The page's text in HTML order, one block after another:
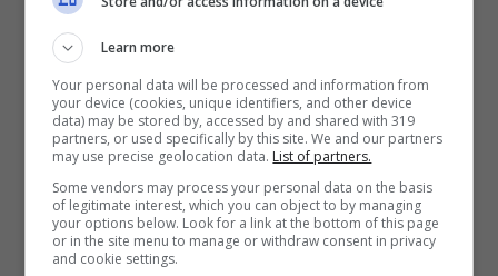
Allerta meteo gialla
L’avviso prevedefenomeni di impatto al suolo
come:
Ruscellamenti superficiali e possibili
fenomeni di trasporto di materiale;
Learn more
Your personal data will be processed and information from
your device (cookies, unique identifiers, and other device
data) may be stored by, accessed by and shared with 319
partners, or used specifically by this site. We and our partners
may use precise geolocation data. List of partners.
Some vendors may process your personal data on the basis
of legitimate interest, which you can object to by managing
your options below. Look for a link at the bottom of this page
or in the site menu to manage or withdraw consent in privacy
and cookie settings.